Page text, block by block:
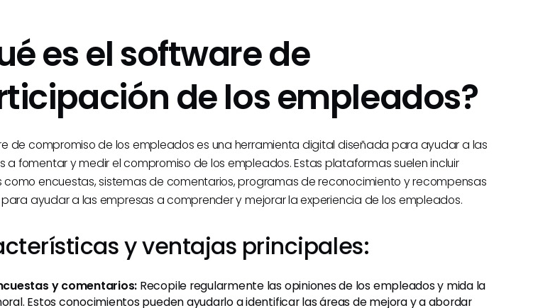
es el software de
de los empleados?
de compromiso de los empleados es una herramienta digital diseñada para ayudar a las
a fomentar y medir el compromiso de los empleados. Estas plataformas suelen incluir
como encuestas, sistemas de comentarios, programas de reconocimiento y recompensas
para ayudar a las empresas a comprender y mejorar la experiencia de los empleados.
y ventajas principales:
y comentarios: Recopile regularmente las opiniones de los empleados y mida la
Estos conocimientos pueden ayudarlo a identificar las áreas de mejora y a abordar